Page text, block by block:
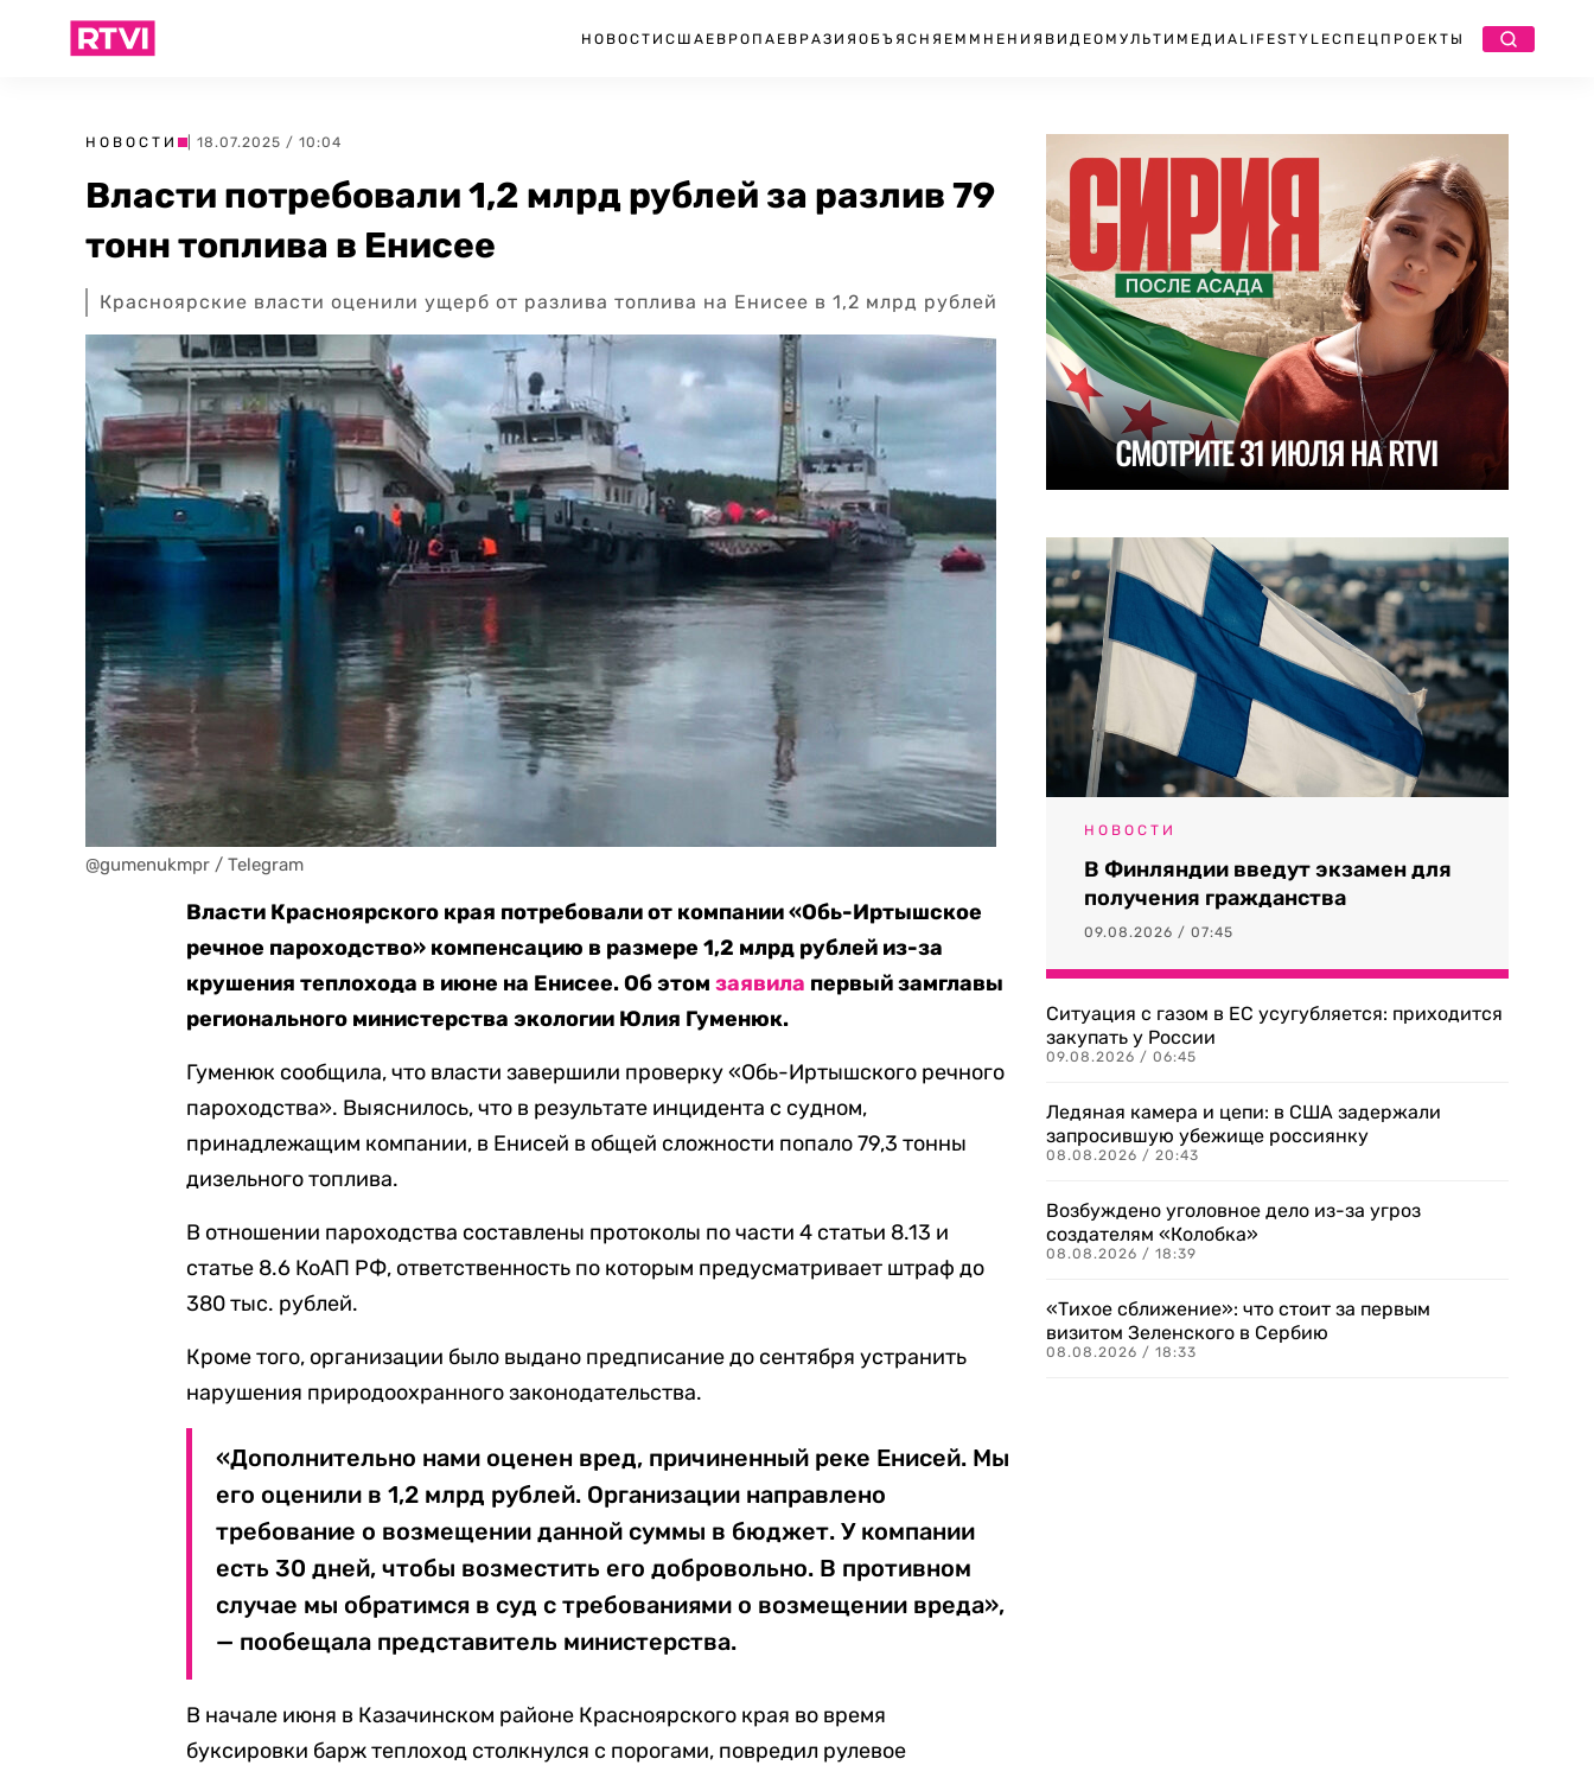
НОВОСТИ США ЕВРОПА ЕВРАЗИЯ ОБЪЯСНЯЕМ МНЕНИЯ ВИДЕО МУЛЬТИМЕДИА LIFESTYLEСПЕЦПРОЕКТЫ
НОВОСТИ | 18.07.2025 / 10:04
Власти потребовали 1,2 млрд рублей за разлив 79
тонн топлива в Енисее
Красноярские власти оценили ущерб от разлива топлива на Енисее в 1,2 млрд рублей
@gumenukmpr / Telegram
Власти Красноярского края потребовали от компании «Обь-Иртышское
речное пароходство» компенсацию в размере 1,2 млрд рублей из-за
крушения теплохода в июне на Енисее. Об этомзаявила первый замглавы
регионального министерства экологии Юлия Гуменюк.
Гуменюк сообщила, что власти завершили проверку «Обь-Иртышского речного
пароходства». Выяснилось, что в результате инцидента с судном,
принадлежащим компании, в Енисей в общей сложности попало 79,3 тонны
дизельного топлива.
В отношении пароходства составлены протоколы по части 4 статьи 8.13 и
статье 8.6 КоАП РФ, ответственность по которым предусматривает штраф до
380 тыс. рублей.
Кроме того, организации было выдано предписание до сентября устранить
нарушения природоохранного законодательства.
«Дополнительно нами оценен вред, причиненный реке Енисей. Мы
его оценили в 1,2 млрд рублей. Организации направлено
требование о возмещении данной суммы в бюджет. У компании
есть 30 дней, чтобы возместить его добровольно. В противном
случае мы обратимся в суд с требованиями о возмещении вреда»,
— пообещала представитель министерства.
В начале июня в Казачинском районе Красноярского края во время
буксировки барж теплоход столкнулся с порогами, повредил рулевое
НОВОСТИ
В Финляндии введут экзамен для
получения гражданства
09.08.2026 / 07:45
Ситуация с газом в ЕС усугубляется: приходится
закупать у России
09.08.2026 / 06:45
Ледяная камера и цепи: в США задержали
запросившую убежище россиянку
08.08.2026 / 20:43
Возбуждено уголовное дело из-за угроз
создателям «Колобка»
08.08.2026 / 18:39
«Тихое сближение»: что стоит за первым
визитом Зеленского в Сербию
08.08.2026 / 18:33